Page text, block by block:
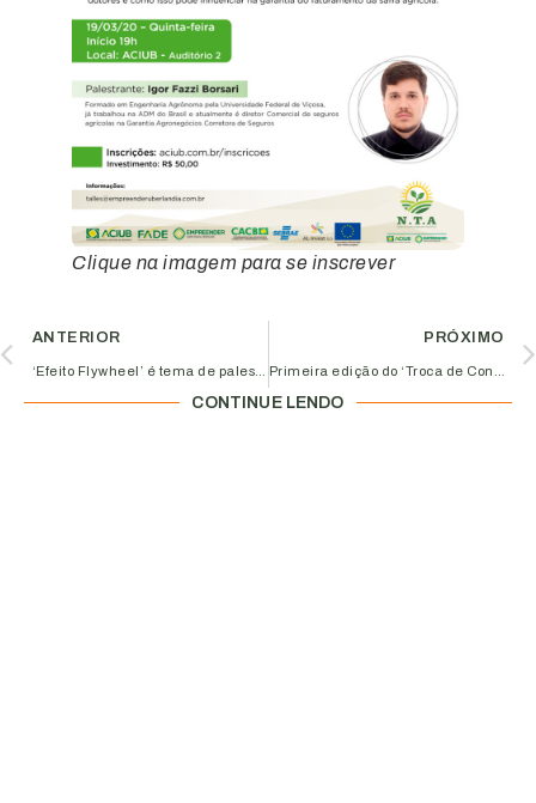
Clique na imagem para se inscrever
ANTERIOR PRÓXIMO
CONTINUE LENDO